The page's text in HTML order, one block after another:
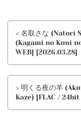
< 名取さな (Natori
(Kagami no Kuni
WEB] [2026.03.28]
> 明くる夜の羊
Kaze) [FLAC /